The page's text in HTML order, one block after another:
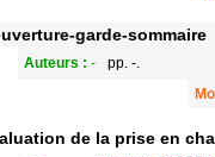
garde-sommaire
Auteurs : -
pp. -.
de la prise en